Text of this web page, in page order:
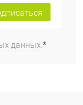
данных.*